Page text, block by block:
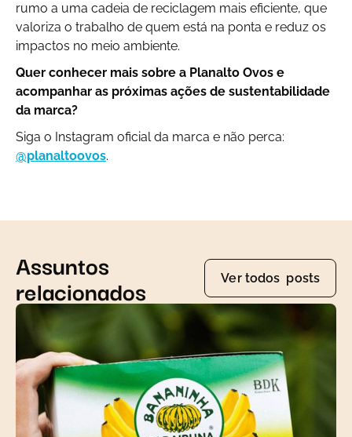
rumo a uma cadeia de reciclagem mais eficiente, que
valoriza o trabalho de quem está na ponta e reduz os
impactos no meio ambiente.
Quer conhecer mais sobre a Planalto Ovos e
acompanhar as próximas ações de sustentabilidade
da marca?
Siga o Instagram oficial da marca e não perca:
@planaltoovos.
Assuntos
relacionados Ver todos posts